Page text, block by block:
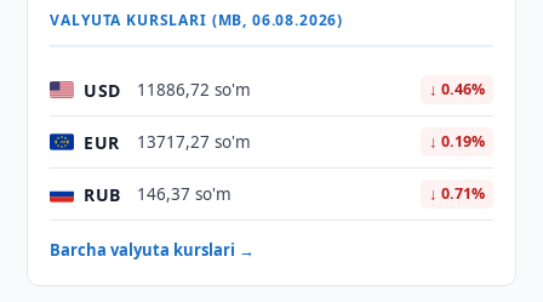
VALYUTA KURSLARI (MB, 06.08.2026)
USD 11886,72 so'm ↓ 0.46%
EUR 13717,27 so'm ↓ 0.19%
RUB 146,37 so'm ↓ 0.71%
Barcha valyuta kurslari →